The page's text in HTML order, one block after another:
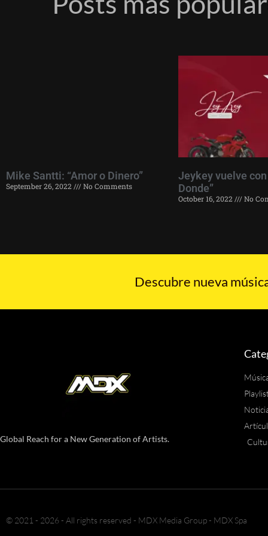
Mike Santti: “Amor o Dinero”
September 26, 2022 No Comments
Jeykey vuelve con
Donde”
October 16, 2022 No
Descubre nueva
Global Reach for a New Generation of Artists.
© 2021 - 2026 - All rights reserved - MDX Media Group - MDX Spa